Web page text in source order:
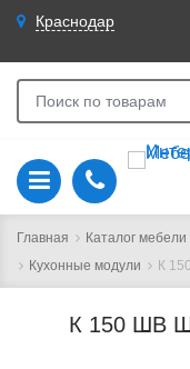
Краснодар
Главная Каталог мебели
Кухонные модули
К
К 150 ШВ